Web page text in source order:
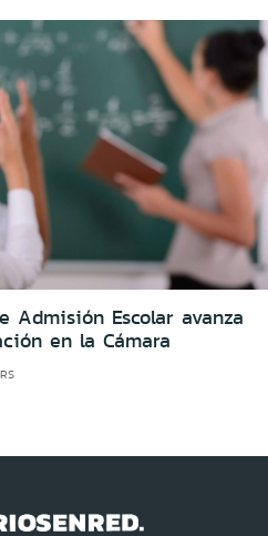
Admisión Escolar avanza
en la Cámara